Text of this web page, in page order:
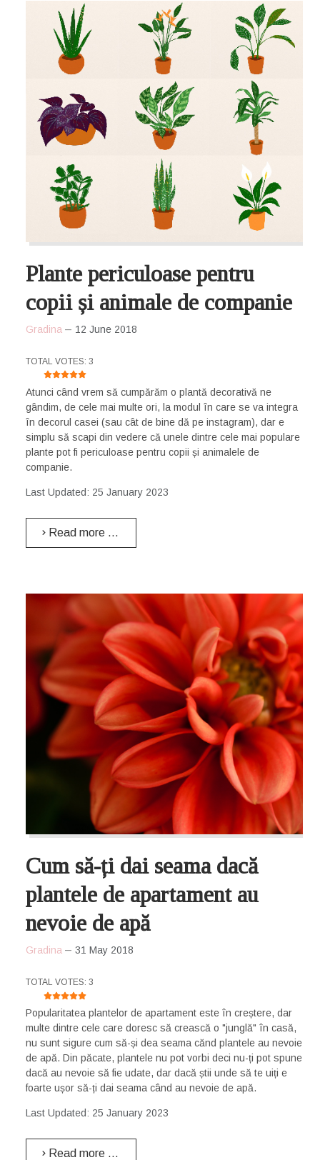
Plante periculoase pentru
copii și animale de companie
Gradina 12 June 2018
USER RATING: 5
TOTAL VOTES: 3
Atunci când vrem să cumpărăm o plantă decorativă ne
gândim, de cele mai multe ori, la modul în care se va integra
în decorul casei (sau cât de bine dă pe instagram), dar e
simplu să scapi din vedere că unele dintre cele mai populare
plante pot fi periculoase pentru copii și animalele de
companie.
Last Updated: 25 January 2023
Read more …
Cum să-ți dai seama dacă
plantele de apartament au
nevoie de apă
Gradina 31 May 2018
USER RATING: 5
TOTAL VOTES: 3
Popularitatea plantelor de apartament este în creștere, dar
multe dintre cele care doresc să crească o "junglă" în casă,
nu sunt sigure cum să-și dea seama cănd plantele au nevoie
de apă. Din păcate, plantele nu pot vorbi deci nu-ți pot spune
dacă au nevoie să fie udate, dar dacă știi unde să te uiți e
foarte ușor să-ți dai seama când au nevoie de apă.
Last Updated: 25 January 2023
Read more …